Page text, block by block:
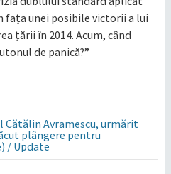
fața unei posibile victorii a lui
țării în 2014. Acum, când
de panică?”
Avramescu, urmărit
plângere pentru
/ Update